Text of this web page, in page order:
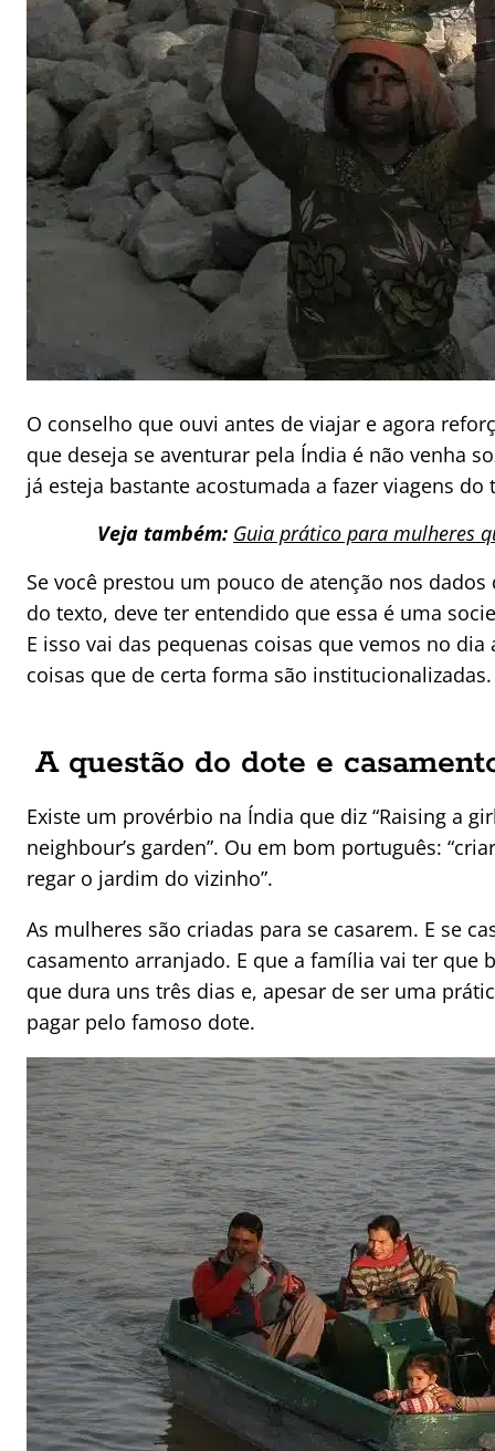
O conselho que ouvi antes de viajar e agora
que deseja se aventurar pela Índia é não venha
já esteja bastante acostumada a fazer viagens
Veja também: Guia prático para mulheres
Se você prestou um pouco de atenção nos
do texto, deve ter entendido que essa é uma
E isso vai das pequenas coisas que vemos no dia
coisas que de certa forma são institucionalizadas.
A questão do dote e
Existe um provérbio na Índia que diz “Raising a
neighbour’s garden”. Ou em bom português:
regar o jardim do vizinho”.
As mulheres são criadas para se casarem. E se
casamento arranjado. E que a família vai ter que
que dura uns três dias e, apesar de ser uma
pagar pelo famoso dote.